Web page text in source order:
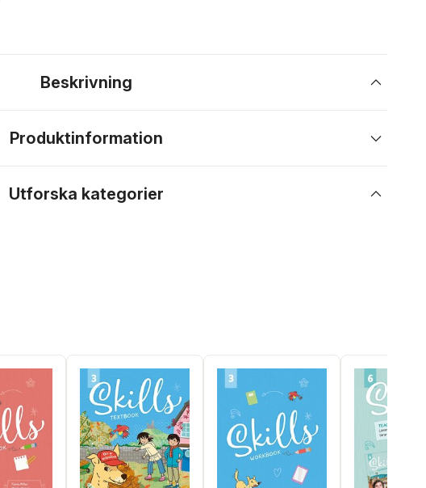
Beskrivning
Produktinformation
Utforska kategorier